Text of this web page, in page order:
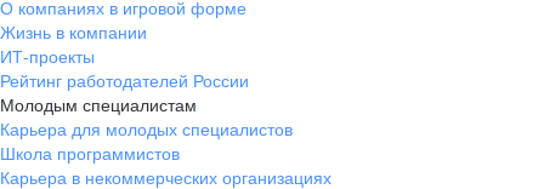
О компаниях в игровой форме
Жизнь в компании
ИТ-проекты
Рейтинг работодателей России
Молодым специалистам
Карьера для молодых специалистов
Школа программистов
Карьера в некоммерческих организациях